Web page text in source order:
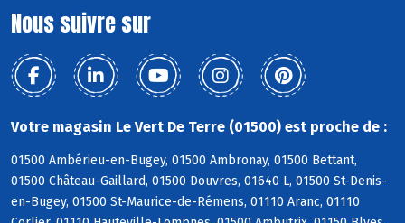
Nous suivre sur
Votre magasin Le Vert De Terre (01500) est proche de :
01500 Ambérieu-en-Bugey, 01500 Ambronay, 01500 Bettant,
01500 Château-Gaillard, 01500 Douvres, 01640 L, 01500 St-Denis-
en-Bugey, 01500 St-Maurice-de-Rémens, 01110 Aranc, 01110